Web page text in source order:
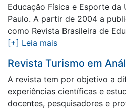
Educação Física e Esporte da
Paulo. A partir de 2004 a
como Revista Brasileira de
[+] Leia mais
Revista Turismo em
A revista tem por objetivo a
experiências científicas e
docentes, pesquisadores e